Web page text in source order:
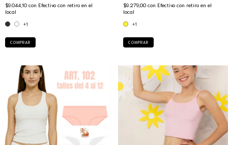
$9.044,10 con Efectivo con retiro en el
local
+1
COMPRAR
$9.279,00 con Efectivo con retiro en el
local
+1
COMPRAR